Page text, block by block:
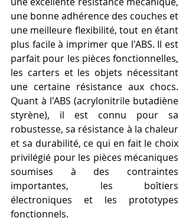
une bonne adhérence des couches et
une meilleure flexibilité, tout en étant
plus facile à imprimer que l'ABS. Il est
parfait pour les pièces fonctionnelles,
les carters et les objets nécessitant
une certaine résistance aux chocs.
Quant à l'ABS (acrylonitrile butadiène
styrène), il est connu pour sa
robustesse, sa résistance à la chaleur
et sa durabilité, ce qui en fait le choix
privilégié pour les pièces mécaniques
soumises à des contraintes
importantes, les boîtiers
électroniques et les prototypes
fonctionnels.